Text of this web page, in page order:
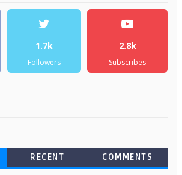
1.7k
Followers
2.8k
Subscribes
RECENT COMMENTS